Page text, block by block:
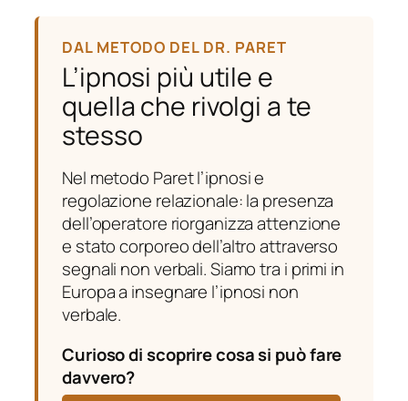
DAL METODO DEL DR. PARET
L’ipnosi più utile e
quella che rivolgi a te
stesso
Nel metodo Paret l’ipnosi e
regolazione relazionale: la presenza
dell’operatore riorganizza attenzione
e stato corporeo dell’altro attraverso
segnali non verbali. Siamo tra i primi in
Europa a insegnare l’ipnosi non
verbale.
Curioso di scoprire cosa si può fare
davvero?